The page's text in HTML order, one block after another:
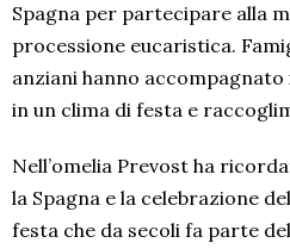
Spagna per partecipare alla
processione eucaristica.
anziani hanno
in un clima di festa e
Nell’omelia Prevost ha
la Spagna e la celebrazione
festa che da secoli fa parte